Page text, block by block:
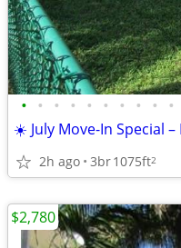
• • • • • • • • • •
2h ago 3br1075ft2
$2,780